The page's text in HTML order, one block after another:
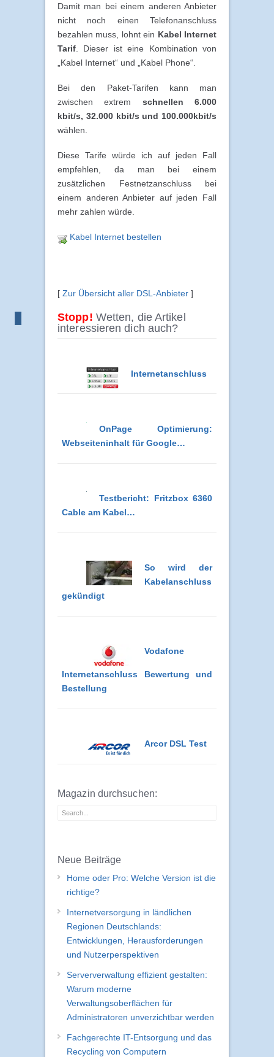
Damit man bei einem anderen Anbieter
nicht noch einen Telefonanschluss
bezahlen muss, lohnt ein Kabel Internet
Tarif . Dieser ist eine Kombination von
„Kabel Internet“ und „Kabel Phone“.
Bei den Paket-Tarifen kann man
zwischen extrem schnellen 6.000
kbit/s, 32.000 kbit/s und 100.000kbit/s
wählen.
Diese Tarife würde ich auf jeden Fall
empfehlen, da man bei einem
zusätzlichen Festnetzanschluss bei
einem anderen Anbieter auf jeden Fall
mehr zahlen würde.
Kabel Internet bestellen
[ Zur Übersicht aller DSL-Anbieter ]
Stopp! Wetten, die Artikel
interessieren dich auch?
Internetanschluss
OnPage Optimierung:
Webseiteninhalt für Google…
Testbericht: Fritzbox 6360
Cable am Kabel…
So wird der
Kabelanschluss
gekündigt
Vodafone
Internetanschluss Bewertung und
Bestellung
Arcor DSL Test
Magazin durchsuchen:
Neue Beiträge
Home oder Pro: Welche Version ist die
richtige?
Internetversorgung in ländlichen
Regionen Deutschlands:
Entwicklungen, Herausforderungen
und Nutzerperspektiven
Serververwaltung effizient gestalten:
Warum moderne
Verwaltungsoberflächen für
Administratoren unverzichtbar werden
Fachgerechte IT-Entsorgung und das
Recycling von Computern